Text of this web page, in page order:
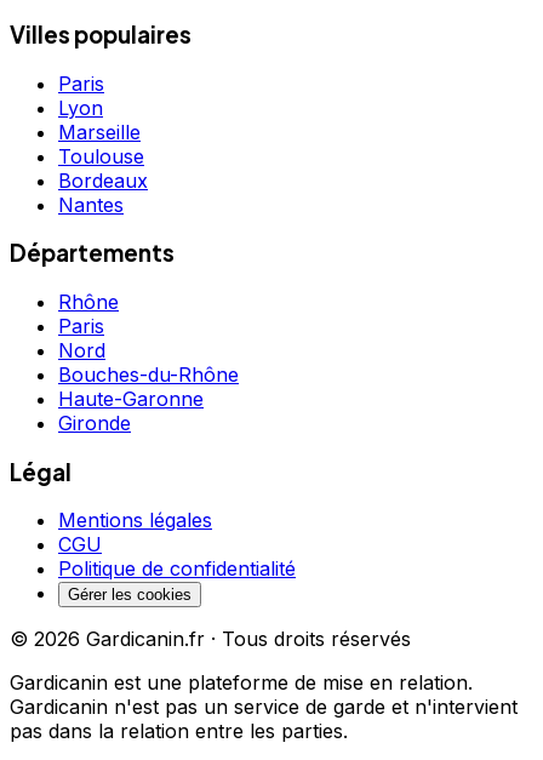
Villes populaires
Paris
Lyon
Marseille
Toulouse
Bordeaux
Nantes
Départements
Rhône
Paris
Nord
Bouches-du-Rhône
Haute-Garonne
Gironde
Légal
Mentions légales
CGU
Politique de confidentialité
Gérer les cookies
© 2026 Gardicanin.fr · Tous droits réservés
Gardicanin est une plateforme de mise en relation.
Gardicanin n'est pas un service de garde et n'intervient
pas dans la relation entre les parties.